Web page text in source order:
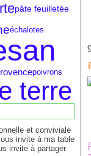
pâte feuilletée
échalotes
poivrons
terre
et conviviale
invite à ma table
invite à partager